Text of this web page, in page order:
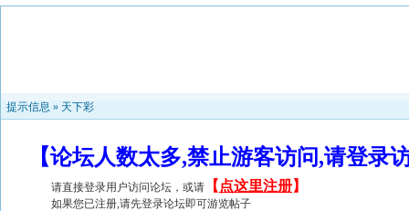
提示信息 » 天下彩
【论坛人数太多,禁止游客访问,请登
请直接登录用户访问论坛，或请 【 点这里注册】
如果您已注册,请先登录论坛即可游览帖子